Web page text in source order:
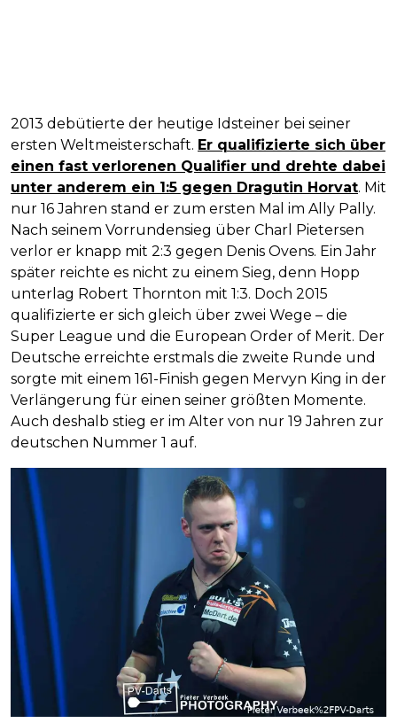
2013 debütierte der heutige Idsteiner bei seiner
ersten Weltmeisterschaft. Er qualifizierte sich über
einen fast verlorenen Qualifier und drehte dabei
unter anderem ein 1:5 gegen Dragutin Horvat. Mit
nur 16 Jahren stand er zum ersten Mal im Ally Pally.
Nach seinem Vorrundensieg über Charl Pietersen
verlor er knapp mit 2:3 gegen Denis Ovens. Ein Jahr
später reichte es nicht zu einem Sieg, denn Hopp
unterlag Robert Thornton mit 1:3. Doch 2015
qualifizierte er sich gleich über zwei Wege – die
Super League und die European Order of Merit. Der
Deutsche erreichte erstmals die zweite Runde und
sorgte mit einem 161-Finish gegen Mervyn King in der
Verlängerung für einen seiner größten Momente.
Auch deshalb stieg er im Alter von nur 19 Jahren zur
deutschen Nummer 1 auf.